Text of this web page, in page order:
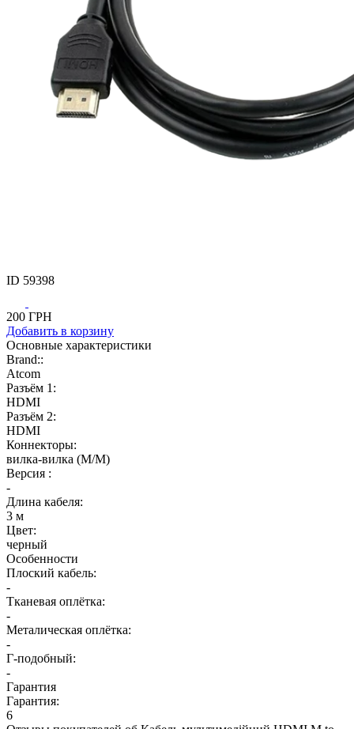
ID 59398
200 ГРН
Добавить в корзину
Основные характеристики
Brand::
Atcom
Разъём 1:
HDMI
Разъём 2:
HDMI
Коннекторы:
вилка-вилка (M/M)
Версия :
-
Длина кабеля:
3 м
Цвет:
черный
Особенности
Плоский кабель:
-
Тканевая оплётка:
-
Металическая оплётка:
-
Г-подобный:
-
Гарантия
Гарантия:
6